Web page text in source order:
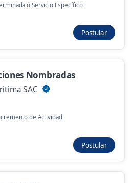
UVA(Selección,
Paletizado, Etiquetado,
de Almacén
o Servicio Específico
Postular
Nombradas
SAC
de Actividad
Postular